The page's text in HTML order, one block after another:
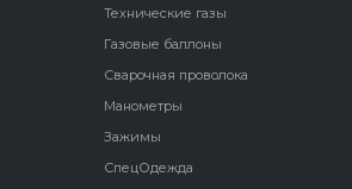
Технические газы
Газовые баллоны
Сварочная проволока
Манометры
Зажимы
СпецОдежда